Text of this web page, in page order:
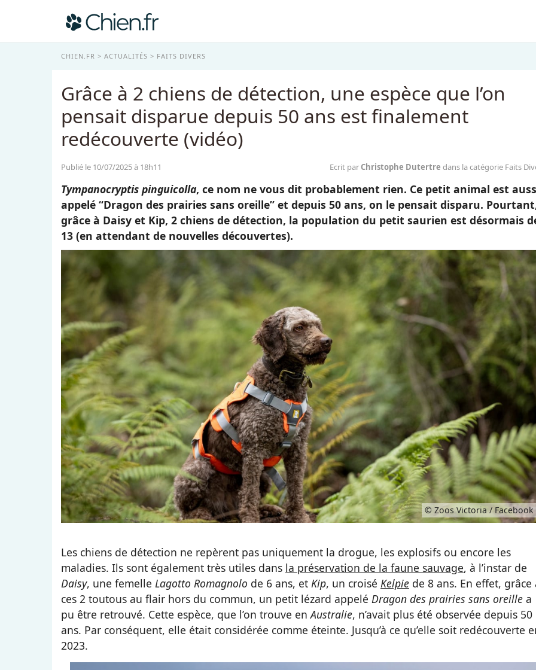
CHIEN.FR ACTUALITÉS FAITS DIVERS
Grâce à 2 chiens de détection, une espèce que l’on
pensait disparue depuis 50 ans est finalement
redécouverte (vidéo)
Publié le 10/07/2025 à 18h11 Ecrit par Christophe Dutertre dans la catégorie Faits
Tympanocryptis pinguicolla, ce nom ne vous dit probablement rien. Ce petit animal est
appelé “Dragon des prairies sans oreille” et depuis 50 ans, on le pensait disparu.
grâce à Daisy et Kip, 2 chiens de détection, la population du petit saurien est désormais
13 (en attendant de nouvelles découvertes).
© Zoos Victoria / Facebook
Les chiens de détection ne repèrent pas uniquement la drogue, les explosifs ou encore les
maladies. Ils sont également très utiles dans la préservation de la faune sauvage, à l’instar de
Daisy, une femelle Lagotto Romagnolo de 6 ans, et Kip, un croisé Kelpie de 8 ans. En effet, grâce
ces 2 toutous au flair hors du commun, un petit lézard appelé Dragon des prairies sans oreille a
pu être retrouvé. Cette espèce, que l’on trouve enAustralie, n’avait plus été observée depuis 50
ans. Par conséquent, elle était considérée comme éteinte. Jusqu’à ce qu’elle soit redécouverte
2023.